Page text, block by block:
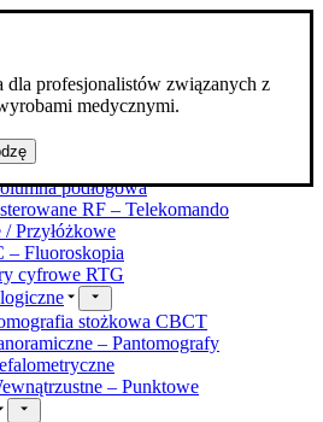
dla profesjonalistów związanych z
medycznymi.
DR
podłogowa
RF – Telekomando
Przyłóżkowe
– Fluoroskopia
cyfrowe RTG
stożkowa CBCT
– Pantomografy
– Punktowe